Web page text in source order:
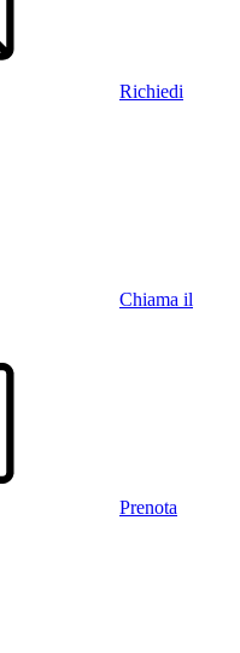
Richiedi
Chiama il
Prenota